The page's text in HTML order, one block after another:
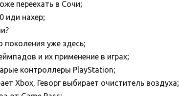
переехать в Сочи;
иди нахер;
поколения уже здесь;
и их применение в играх;
контроллеры PlayStation;
Xbox, Геворг выбирает очиститель воздуха;